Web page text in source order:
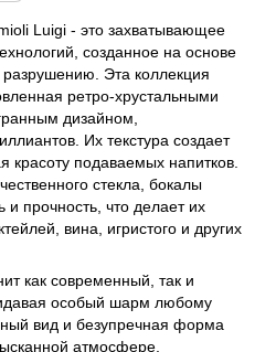
Luigi - это захватывающее
созданное на основе
разрушению. Эта коллекция
ретро-хрустальными
дизайном,
Их текстура создает
красоту подаваемых напитков.
стекла, бокалы
и прочность, что делает их
вина, игристого и других
как современный, так и
особый шарм любому
вид и безупречная форма
атмосфере,